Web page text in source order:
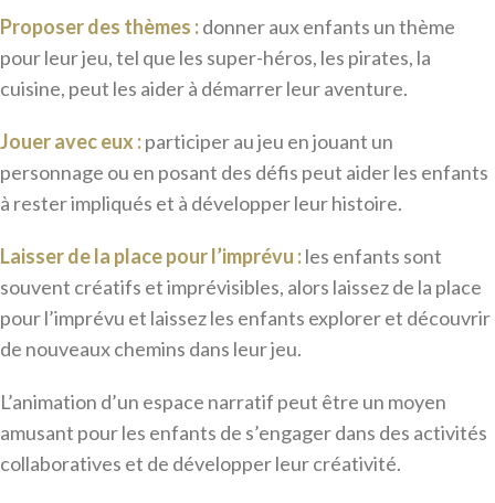
Proposer des thèmes :donner aux enfants un thème
pour leur jeu, tel que les super-héros, les pirates, la
cuisine, peut les aider à démarrer leur aventure.
Jouer avec eux :participer au jeu en jouant un
personnage ou en posant des défis peut aider les enfants
à rester impliqués et à développer leur histoire.
Laisser de la place pour l’imprévu :les enfants sont
souvent créatifs et imprévisibles, alors laissez de la place
pour l’imprévu et laissez les enfants explorer et découvrir
de nouveaux chemins dans leur jeu.
L’animation d’un espace narratif peut être un moyen
amusant pour les enfants de s’engager dans des activités
collaboratives et de développer leur créativité.